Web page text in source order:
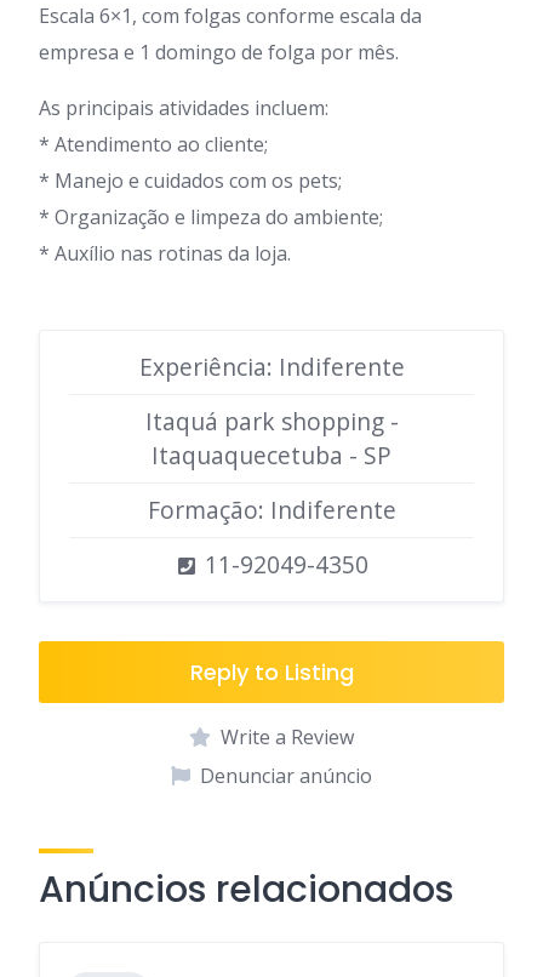
Escala 6×1, com folgas conforme escala da
empresa e 1 domingo de folga por mês.
As principais atividades incluem:
* Atendimento ao cliente;
* Manejo e cuidados com os pets;
* Organização e limpeza do ambiente;
* Auxílio nas rotinas da loja.
Experiência: Indiferente
Itaquá park shopping -
Itaquaquecetuba - SP
Formação: Indiferente
11-92049-4350
Reply to Listing
Write a Review
Denunciar anúncio
Anúncios relacionados